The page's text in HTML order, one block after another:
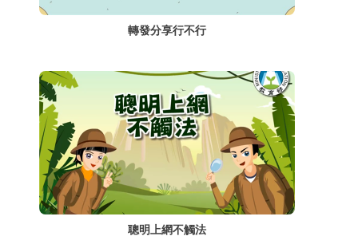
轉發分享行不行
聰明上網不觸法